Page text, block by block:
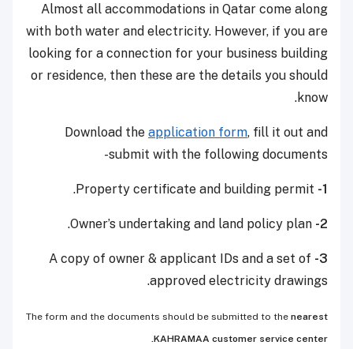
Almost all accommodations in Qatar come along
with both water and electricity. However, if you are
looking for a connection for your business building
or residence, then these are the details you should
know.
Download the application form, fill it out and
submit with the following documents-
1-
Property certificate and building permit.
2-
Owner’s undertaking and land policy plan.
3-
A copy of owner & applicant IDs and a set of
approved electricity drawings.
The form and the documents should be submitted to the nearest
KAHRAMAA customer service center.